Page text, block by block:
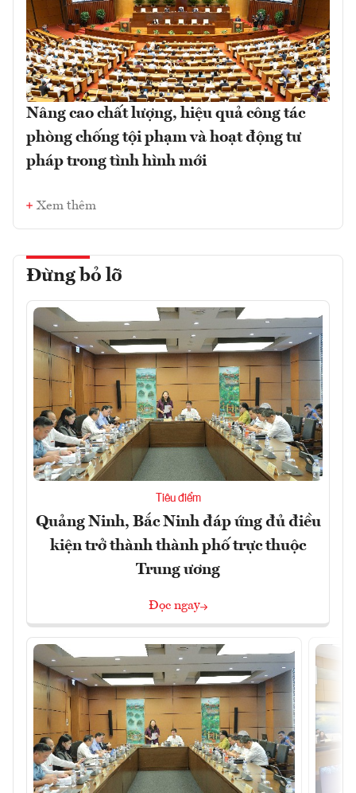
Nâng cao chất lượng, hiệu quả công tác
phòng chống tội phạm và hoạt động tư
pháp trong tình hình mới
Xem thêm
Đừng bỏ lỡ
Tiêu điểm
Quảng Ninh, Bắc Ninh đáp ứng đủ điều
kiện trở thành thành phố trực thuộc
Trung ương
Đọc ngay